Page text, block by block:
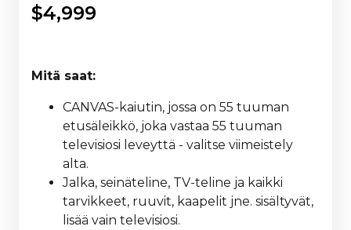
$4,999
Mitä saat:
CANVAS-kaiutin, jossa on 55 tuuman
etusäleikkö, joka vastaa 55 tuuman
televisiosi leveyttä - valitse viimeistely
alta.
Jalka, seinäteline, TV-teline ja kaikki
tarvikkeet, ruuvit, kaapelit jne. sisältyvät,
lisää vain televisiosi.